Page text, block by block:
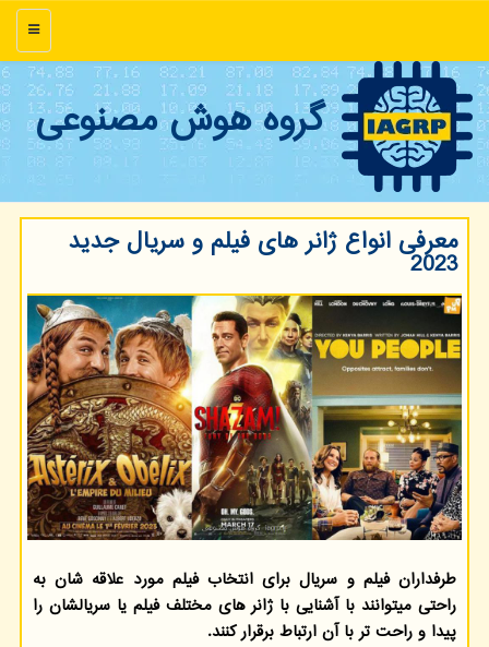
منو
گروه هوش مصنوعی
معرفی انواع ژانر های فیلم و سریال جدید
2023
طرفداران فیلم و سریال برای انتخاب فیلم مورد علاقه شان به
راحتی میتوانند با آشنایی با ژانر های مختلف فیلم یا سریالشان را
پیدا و راحت تر با آن ارتباط برقرار کنند.